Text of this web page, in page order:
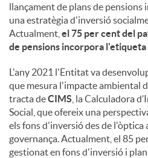
llançament de plans de
una estratègia d'inversió
Actualment, el 75 per cent del
de pensions incorpora l'etiqueta
L'any 2021 l'Entitat va
que mesura l'impacte ambiental
tracta deCIMS , la Calculadora
Social, que ofereix una
els fons d'inversió des de l'òptica
governança. Actualment, el 85
gestionat en fons d'inversió i